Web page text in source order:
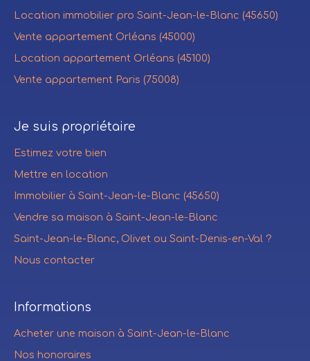
Location immobilier pro Saint-Jean-le-Blanc (45650)
Vente appartement Orléans (45000)
Location appartement Orléans (45100)
Vente appartement Paris (75008)
Je suis propriétaire
Estimez votre bien
Mettre en location
Immobilier à Saint-Jean-le-Blanc (45650)
Vendre sa maison à Saint-Jean-le-Blanc
Saint-Jean-le-Blanc, Olivet ou Saint-Denis-en-Val ?
Nous contacter
Informations
Acheter une maison à Saint-Jean-le-Blanc
Nos honoraires